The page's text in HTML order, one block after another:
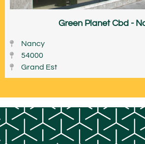
Green Planet Cbd -
Nancy
54000
Grand Est